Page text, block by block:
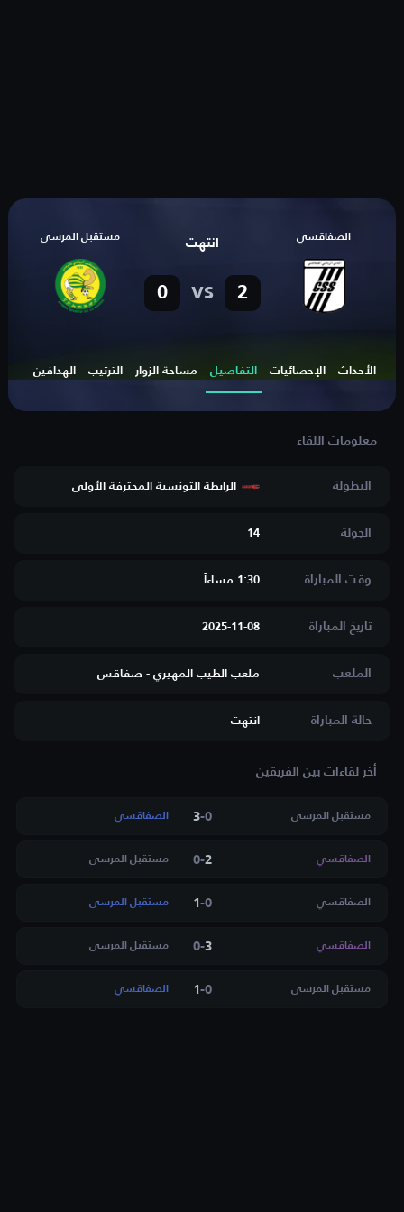
الصفاقسي انتهت
2
vs
0
مستقبل المرسى
الأحداث الإحصائيات التفاصيل مساحة الزوار الترتيب الهدافين
البطولة الرابطة التونسية المحترفة الأولى
الجولة 14
وقت المباراة 1:30 مساءاََ
تاريخ المباراة 2025-11-08
الملعب ملعب الطيب المهيري - صفاقس
حالة المباراة انتهت
أخر لقاءات بين الفريقين
مستقبل المرسى 0
-
3 الصفاقسي
الصفاقسي 2
-
0 مستقبل المرسى
الصفاقسي 0
-
1 مستقبل المرسى
الصفاقسي 3
-
0 مستقبل المرسى
مستقبل المرسى 0
-
1 الصفاقسي